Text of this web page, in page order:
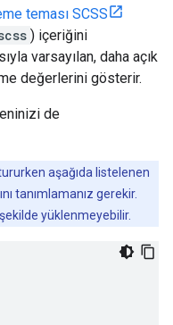
teması SCSS
) içeriğini
varsayılan, daha açık
değerlerini gösterir.
de
aşağıda listelenen
tanımlamanız gerekir.
yüklenmeyebilir.